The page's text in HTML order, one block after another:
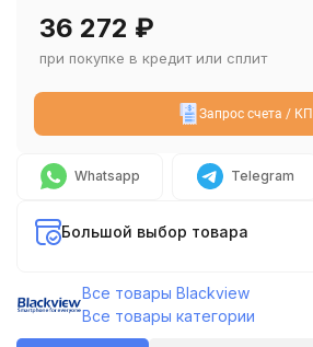
36 272 ₽
при покупке в кредит или сплит
Запрос счета / КП
Whatsapp Telegram
Большой выбор товара
Все товары Blackview
Все товары категории